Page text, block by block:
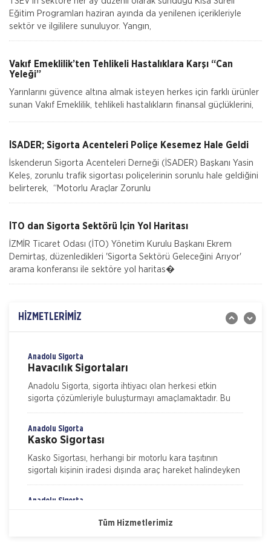
Eğitim Programları haziran ayında da yenilenen içerikleriyle
sektör ve ilgililere sunuluyor. Yangın,
Vakıf Emeklilik’ten Tehlikeli Hastalıklara Karşı “Can
Yeleği”
Yarınlarını güvence altına almak isteyen herkes için farklı ürünler
sunan Vakıf Emeklilik, tehlikeli hastalıkların finansal güçlüklerini,
İSADER; Sigorta Acenteleri Poliçe Kesemez Hale Geldi
İskenderun Sigorta Acenteleri Derneği (İSADER) Başkanı Yasin
Keleş, zorunlu trafik sigortası poliçelerinin sorunlu hale geldiğini
belirterek, “Motorlu Araçlar Zorunlu
İTO dan Sigorta Sektörü İçin Yol Haritası
İZMİR Ticaret Odası (İTO) Yönetim Kurulu Başkanı Ekrem
Demirtaş, düzenledikleri 'Sigorta Sektörü Geleceğini Arıyor'
arama konferansı ile sektöre yol haritas�
HİZMETLERİMİZ
İşletmeler İçin Çevre Kirliliği Sigortası
Ülkemizde Çevre Kirliliği Sigortası zorunlu bir poliçe
olmamakla beraber, bu konuya yasal mercilerin verdiği
önem gün geçtikçe artmaktadır. Türkiye
Gig Sigorta
Gulf Sigorta tarafından Sorumluluk Sigortaları
kategorisinde sunulan İşveren Sorumluluk Sigortası ile
Anadolu Sigorta
Havacılık Sigortaları
Anadolu Sigorta, sigorta ihtiyacı olan herkesi etkin
sigorta çözümleriyle buluşturmayı amaçlamaktadır. Bu
kapsamda sigortalılarımızın beklenti ve ihtiyaçlarını
Anadolu Sigorta
Kasko Sigortası
Kasko Sigortası, herhangi bir motorlu kara taşıtının
sigortalı kişinin iradesi dışında araç hareket halindeyken
ya da dururken hasara uğraması, çalınması, yanması ve
Anadolu Sigorta
Tüm Hizmetlerimiz
Nakliye Hasarı İçin Gerekli Bilgiler